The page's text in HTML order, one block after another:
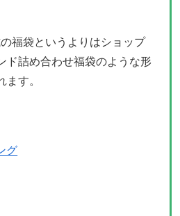
福袋というよりはショップ
ド詰め合わせ福袋のような形
ます。
グ